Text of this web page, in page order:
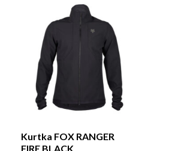
Kurtka FOX RANGER
FIRE BLACK